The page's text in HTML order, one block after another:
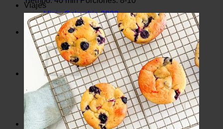
Viajes
Viaje Colombia 2023
Viaje Perú Junio 2022
E-books
No hay productos en el carrito.
Volver a la tienda
Carrito